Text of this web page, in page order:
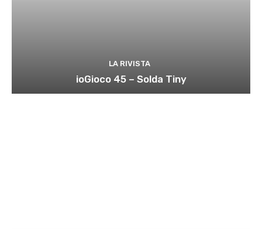
LA RIVISTA
ioGioco 45 – Solda Tiny